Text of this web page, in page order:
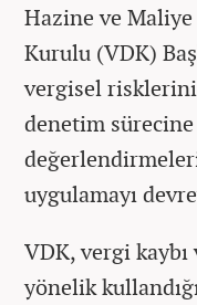
Hazine ve Maliye
Kurulu (VDK)
vergisel
denetim
uygulamayı
VDK, vergi kaybı
yönelik